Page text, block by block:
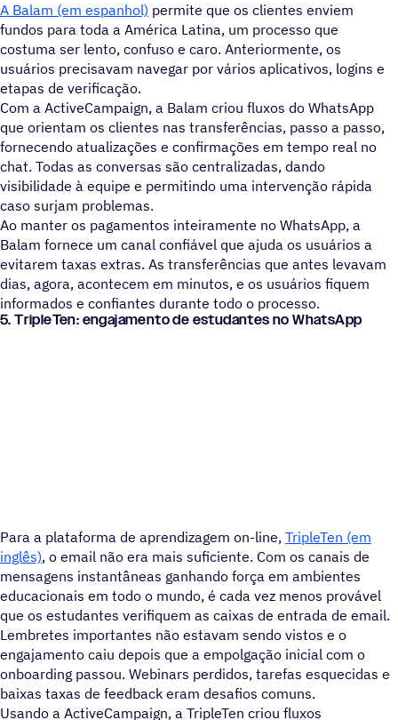
A Balam (em espanhol) permite que os clientes enviem
fundos para toda a América Latina, um processo que
costuma ser lento, confuso e caro. Anteriormente, os
usuários precisavam navegar por vários aplicativos, logins e
etapas de verificação.
Com a ActiveCampaign, a Balam criou fluxos do WhatsApp
que orientam os clientes nas transferências, passo a passo,
fornecendo atualizações e confirmações em tempo real no
chat. Todas as conversas são centralizadas, dando
visibilidade à equipe e permitindo uma intervenção rápida
caso surjam problemas.
Ao manter os pagamentos inteiramente no WhatsApp, a
Balam fornece um canal confiável que ajuda os usuários a
evitarem taxas extras. As transferências que antes levavam
dias, agora, acontecem em minutos, e os usuários fiquem
informados e confiantes durante todo o processo.
5. TripleTen: engajamento de estudantes no WhatsApp
Para a plataforma de aprendizagem on-line, TripleTen (em
inglês), o email não era mais suficiente. Com os canais de
mensagens instantâneas ganhando força em ambientes
educacionais em todo o mundo, é cada vez menos provável
que os estudantes verifiquem as caixas de entrada de email.
Lembretes importantes não estavam sendo vistos e o
engajamento caiu depois que a empolgação inicial com o
onboarding passou. Webinars perdidos, tarefas esquecidas e
baixas taxas de feedback eram desafios comuns.
Usando a ActiveCampaign, a TripleTen criou fluxos